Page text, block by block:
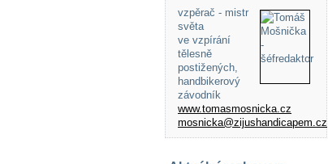
vzpěrač - mistr
světa
ve vzpírání
tělesně
postižených,
handbikerový
závodník
www.tomasmosnicka.cz
mosnicka@zijushandicapem.cz